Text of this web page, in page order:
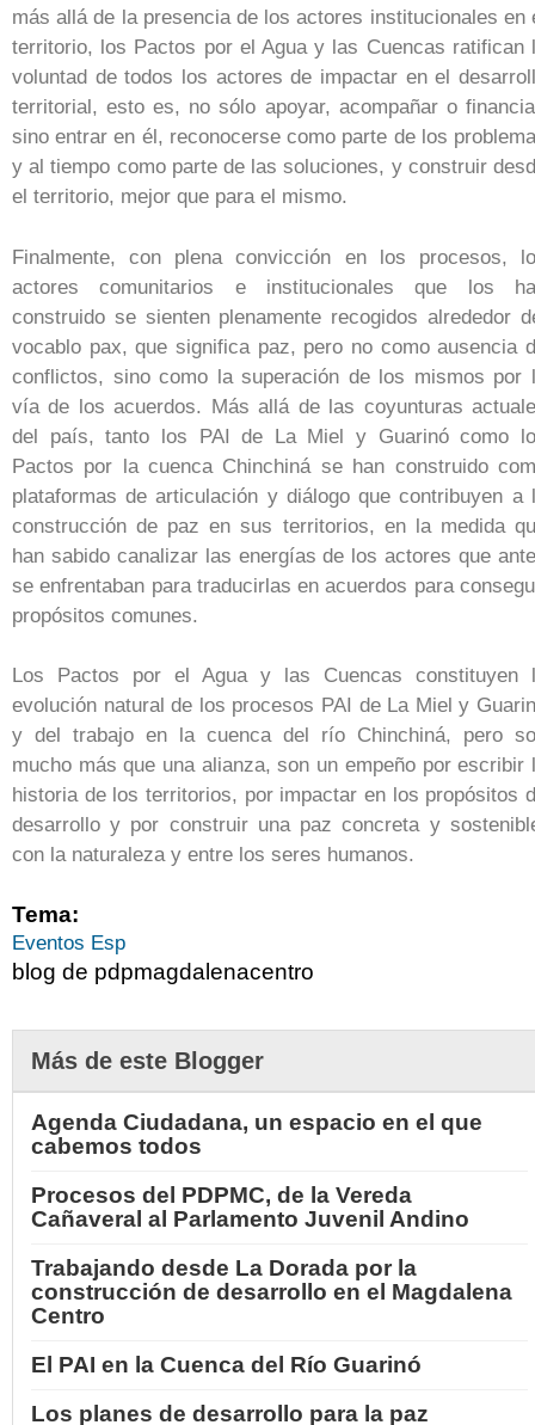
más allá de la presencia de los actores institucionales en
territorio, los Pactos por el Agua y las Cuencas ratifican
voluntad de todos los actores de impactar en el
territorial, esto es, no sólo apoyar, acompañar o
sino entrar en él, reconocerse como parte de los
y al tiempo como parte de las soluciones, y construir
el territorio, mejor que para el mismo.
Finalmente, con plena convicción en los procesos,
actores comunitarios e institucionales que los
construido se sienten plenamente recogidos alrededor
vocablo pax, que significa paz, pero no como ausencia
conflictos, sino como la superación de los mismos por
vía de los acuerdos. Más allá de las coyunturas
del país, tanto los PAI de La Miel y Guarinó como
Pactos por la cuenca Chinchiná se han construido
plataformas de articulación y diálogo que contribuyen a
construcción de paz en sus territorios, en la medida
han sabido canalizar las energías de los actores que
se enfrentaban para traducirlas en acuerdos para
propósitos comunes.
Los Pactos por el Agua y las Cuencas constituyen
evolución natural de los procesos PAI de La Miel y
y del trabajo en la cuenca del río Chinchiná, pero
mucho más que una alianza, son un empeño por escribir
historia de los territorios, por impactar en los propósitos
desarrollo y por construir una paz concreta y
con la naturaleza y entre los seres humanos.
Tema:
Eventos Esp
blog de pdpmagdalenacentro
Más de este Blogger
Agenda Ciudadana, un espacio en el que
cabemos todos
Procesos del PDPMC, de la Vereda
Cañaveral al Parlamento Juvenil Andino
Trabajando desde La Dorada por la
construcción de desarrollo en el Magdalena
Centro
El PAI en la Cuenca del Río Guarinó
Los planes de desarrollo para la paz